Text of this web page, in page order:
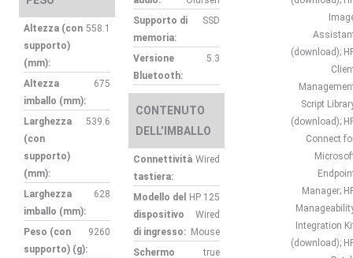
Altezza (con
supporto)
(mm):
558.1
Altezza
imballo (mm):
675
Larghezza
(con
supporto)
(mm):
539.6
Larghezza
imballo (mm):
628
Peso (con
supporto) (g):
9260
Supporto di
memoria:
SSD
Versione
Bluetooth:
5.3
CONTENUTO
DELL’IMBALLO
Connettività
tastiera:
Wired
Modello del
dispositivo
di ingresso:
HP 125
Wired
Mouse
Schermo
true
(download);
Script
(download);
Connect
Manager;
Integration
(download);